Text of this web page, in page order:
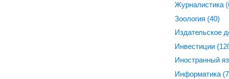
Журналистика
Зоология (40)
Издательское
Инвестиции
Иностранный
Информатика